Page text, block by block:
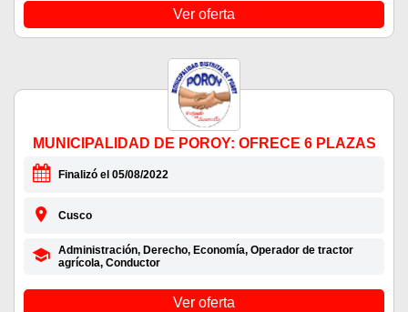
Ver oferta
MUNICIPALIDAD DE POROY: OFRECE 6 PLAZAS
Finalizó el 05/08/2022
Cusco
Administración, Derecho, Economía, Operador de tractor
agrícola, Conductor
Ver oferta